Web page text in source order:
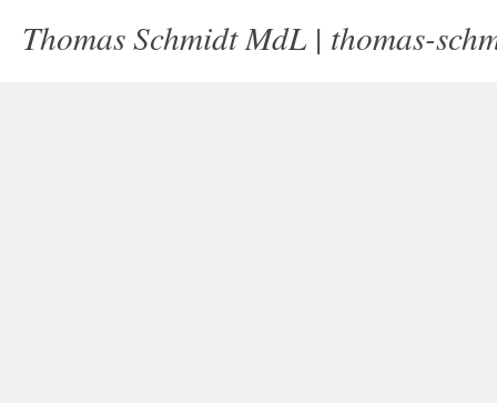
Thomas Schmidt MdL | thomas-